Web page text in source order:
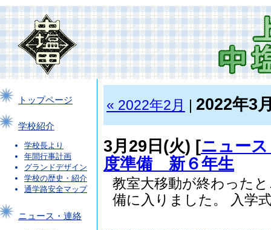
トップページ
学校紹介
学校長より
年間行事計画
グランドデザイン
学校の歴史・紹介
通学路安全マップ
ニュース・連絡
« 2022年2月 2022年3
3月29日(火) [ニュー
度準備 新６年生
教室大移動が終わった
備に入りました。 入学